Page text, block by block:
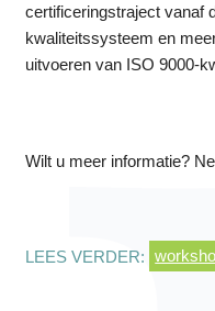
certificeringstraject vanaf
kwaliteitssysteem en
uitvoeren van ISO 9000-
Wilt u meer informatie?
LEES VERDER: